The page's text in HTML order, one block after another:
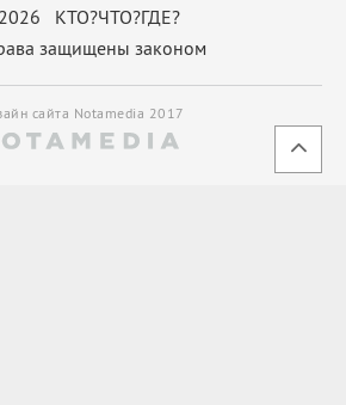
КТО?ЧТО?ГДЕ?
защищены законом
сайта Notamedia 2017